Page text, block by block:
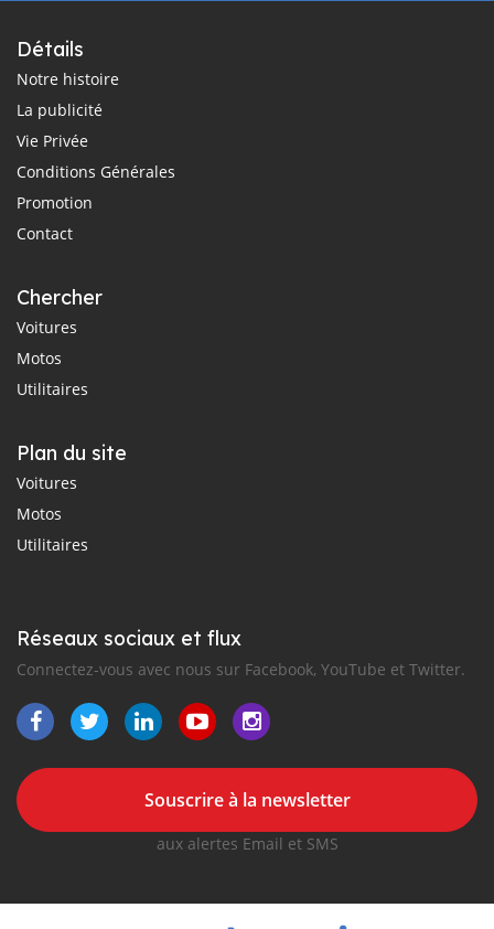
Détails
Notre histoire
La publicité
Vie Privée
Conditions Générales
Promotion
Contact
Chercher
Voitures
Motos
Utilitaires
Plan du site
Voitures
Motos
Utilitaires
Réseaux sociaux et flux
Connectez-vous avec nous sur Facebook, YouTube et Twitter.
Souscrire à la newsletter
aux alertes Email et SMS